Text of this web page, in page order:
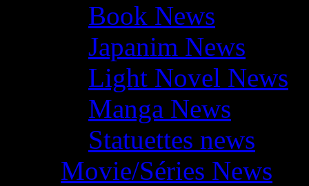
Book News
Japanim News
Light Novel News
Manga News
Statuettes news
Movie/Séries News